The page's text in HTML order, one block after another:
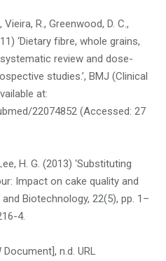
Vieira, R., Greenwood, D. C.,
‘Dietary fibre, whole grains,
review and dose-
studies.’, BMJ (Clinical
at:
22074852 (Accessed: 27
H. G. (2013) ‘Substituting
Impact on cake quality and
Biotechnology, 22(5), pp. 1–
4.
n.d. URL